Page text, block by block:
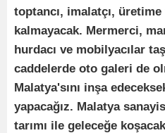
toptancı, imalatçı,
kalmayacak. Mermerci,
hurdacı ve mobilyacılar
caddelerde oto galeri de
Malatya'sını inşa
yapacağız. Malatya
tarımı ile geleceğe